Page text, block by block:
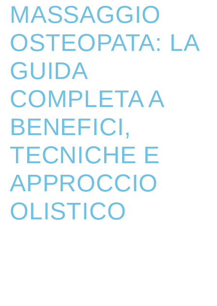
MASSAGGIO
OSTEOPATA: LA
GUIDA
COMPLETA A
BENEFICI,
TECNICHE E
APPROCCIO
OLISTICO